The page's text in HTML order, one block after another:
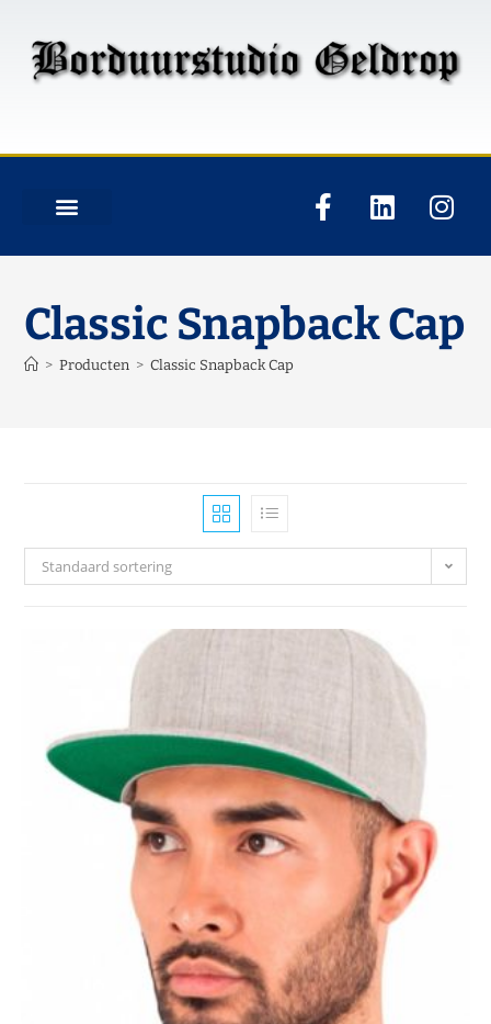
Classic Snapback Cap
> Producten > Classic Snapback Cap
Standaard sortering